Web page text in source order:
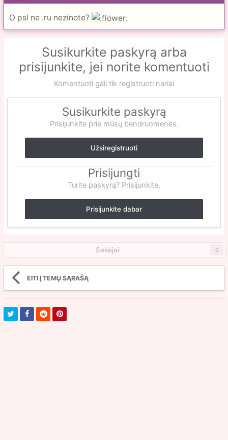
O psl ne .ru nezinote?
Susikurkite paskyrą arba
prisijunkite, jei norite komentuoti
Komentuoti gali tik registruoti nariai
Susikurkite paskyrą
Prisijunkite prie mūsų bendruomenės.
Užsiregistruoti
Prisijungti
Turite paskyrą? Prisijunkite.
Prisijunkite dabar
Sekėjai 0
EITI Į TEMŲ SĄRAŠĄ